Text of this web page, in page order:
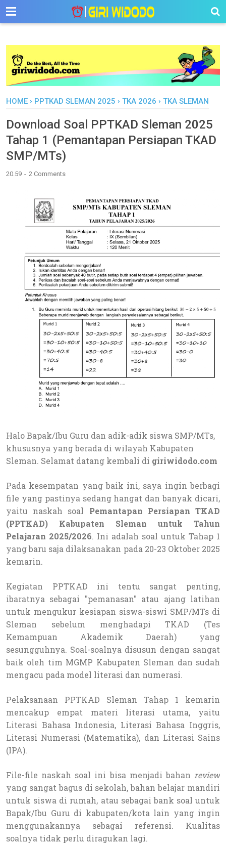
-->
HOME › PPTKAD SLEMAN 2025 › TKA 2026 › TKA SLEMAN
Download Soal PPTKAD Sleman 2025
Tahap 1 (Pemantapan Persiapan TKAD
SMP/MTs)
20.59 2 Comments
Halo Bapak/Ibu Guru dan adik-adik siswa SMP/MTs,
khususnya yang berada di wilayah Kabupaten
Sleman. Selamat datang kembali di giriwidodo.com
Pada kesempatan yang baik ini, saya ingin berbagi
file yang pastinya sedang hangat dan banyak dicari,
yaitu naskah soal Pemantapan Persiapan TKAD
(PPTKAD) Kabupaten Sleman untuk Tahun
Pelajaran 2025/2026. Ini adalah soal untuk Tahap 1
yang baru saja dilaksanakan pada 20-23 Oktober 2025
kemarin.
Kegiatan PPTKAD ini tentu sangat penting,
ibaratnya sebagai "pemanasan" atau ajang latihan
untuk mengukur kesiapan siswa-siswi SMP/MTs di
Sleman sebelum menghadapi TKAD (Tes
Kemampuan Akademik Daerah) yang
sesungguhnya. Soal-soalnya disusun dengan sangat
baik oleh tim MGMP Kabupaten Sleman dan sudah
mengacu pada model literasi dan numerasi.
Pelaksanaan PPTKAD Sleman Tahap 1 kemarin
mencakup empat materi literasi utama, yaitu
Literasi Bahasa Indonesia, Literasi Bahasa Inggris,
Literasi Numerasi (Matematika), dan Literasi Sains
(IPA).
File-file naskah soal ini bisa menjadi bahan review
yang sangat bagus di sekolah, bahan belajar mandiri
untuk siswa di rumah, atau sebagai bank soal untuk
Bapak/Ibu Guru di kabupaten/kota lain yang ingin
menggunakannya sebagai referensi. Kualitas
soalnya tidak perlu diragukan lagi.